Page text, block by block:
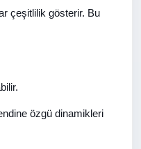
çeşitlilik gösterir. Bu
özgü dinamikleri